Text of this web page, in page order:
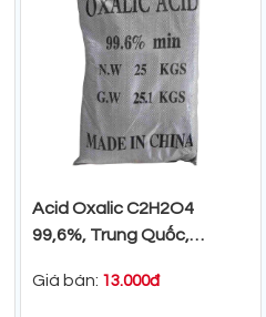
Acid Oxalic C2H2O4
99,6%, Trung Quốc,
Giá bán: 13.000đ